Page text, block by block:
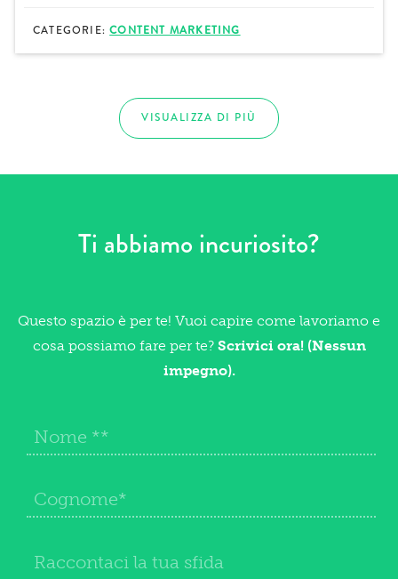
CATEGORIE:CONTENT MARKETING
VISUALIZZA DI PIÙ
Ti abbiamo incuriosito?
Questo spazio è per te! Vuoi capire come lavoriamo e
cosa possiamo fare per te? Scrivici ora! (Nessun
impegno).